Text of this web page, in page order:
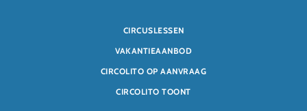
CIRCUSLESSEN
VAKANTIEAANBOD
CIRCOLITO OP AANVRAAG
CIRCOLITO TOONT